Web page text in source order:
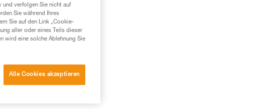
zu
und verfolgen Sie nicht auf
Sie während Ihres
Sie auf den Link „Cookie-
aller oder eines Teils dieser
wird eine solche Ablehnung Sie
Alle Cookies akzeptieren